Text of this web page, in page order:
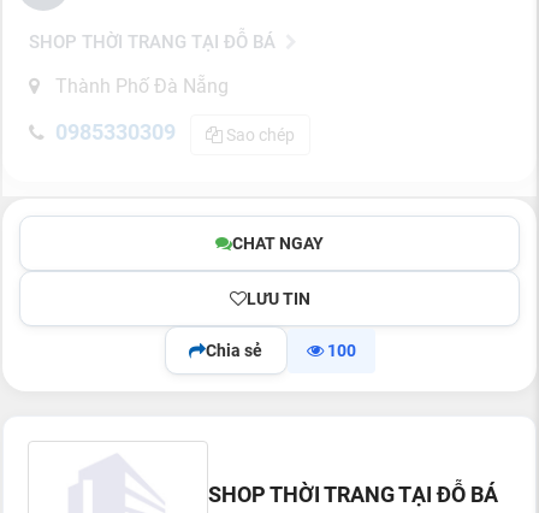
SHOP THỜI TRANG TẠI ĐỖ BÁ
Thành Phố Đà Nẵng
0985330309 Sao chép
CHAT NGAY
LƯU TIN
Chia sẻ 100
SHOP THỜI TRANG TẠI ĐỖ BÁ